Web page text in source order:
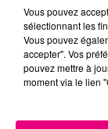
Vous pouvez
sélectionnant les
Vous pouvez
accepter". Vos
pouvez mettre à
moment via le lien